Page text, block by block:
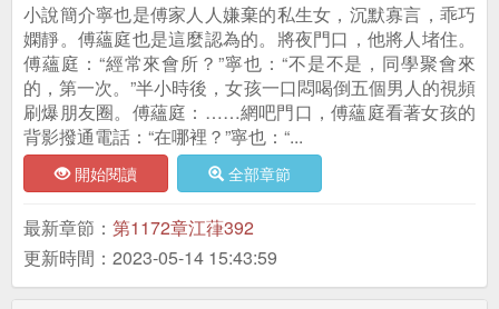
小說簡介寧也是傅家人人嫌棄的私生女，沉默寡言，乖巧
嫻靜。傅蘊庭也是這麼認為的。將夜門口，他將人堵住。
傅蘊庭：“經常來會所？”寧也：“不是不是，同學聚會來
的，第一次。”半小時後，女孩一口悶喝倒五個男人的視頻
刷爆朋友圈。傅蘊庭：……網吧門口，傅蘊庭看著女孩的
背影撥通電話：“在哪裡？”寧也：“...
開始閱讀 全部章節
最新章節： 第1172章江葎392
更新時間：2023-05-14 15:43:59